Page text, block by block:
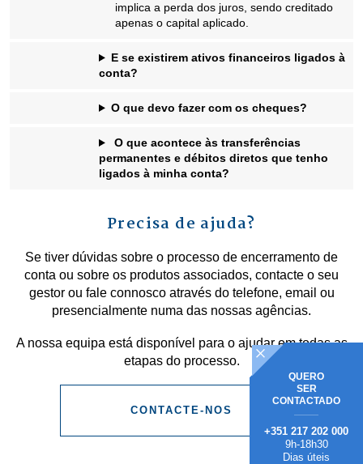
implica a perda dos juros, sendo creditado
apenas o capital aplicado.
E se existirem ativos financeiros ligados à
conta?
O que devo fazer com os cheques?
O que acontece às transferências
permanentes e débitos diretos que tenho
ligados à minha conta?
Precisa de ajuda?
Se tiver dúvidas sobre o processo de encerramento de
conta ou sobre os produtos associados, contacte o seu
gestor ou fale connosco através do telefone, email ou
presencialmente numa das nossas agências.
A nossa equipa está disponível para o ajudar em todas as
etapas do processo.
CONTACTE-NOS
QUERO
SER
CONTACTADO
+351 217 202 000
9h-18h30
Dias úteis